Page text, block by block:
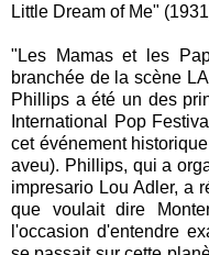
Little Dream of Me"
"Les Mamas et les
branchée de la scène
Phillips a été un des
International Pop
cet événement
aveu). Phillips, qui a
impresario Lou Adler, a
que voulait dire
l'occasion d'entendre